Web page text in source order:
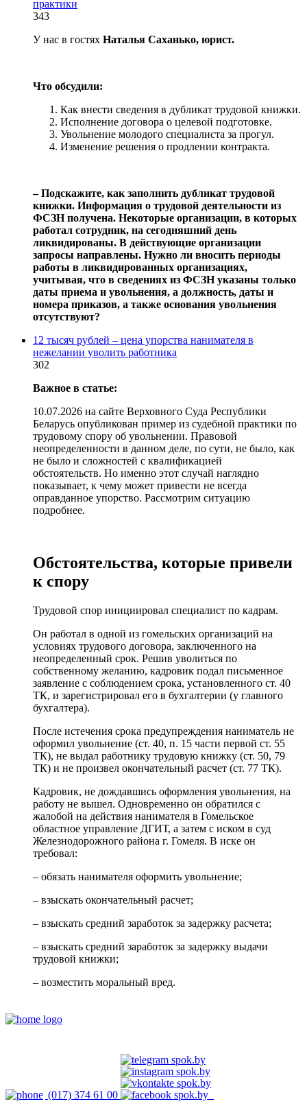
практики
343
У нас в гостях Наталья Саханько, юрист.
Что обсудили:
Как внести сведения в дубликат трудовой книжки.
Исполнение договора о целевой подготовке.
Увольнение молодого специалиста за прогул.
Изменение решения о продлении контракта.
‒ Подскажите, как заполнить дубликат трудовой
книжки. Информация о трудовой деятельности из
ФСЗН получена. Некоторые организации, в которых
работал сотрудник, на сегодняшний день
ликвидированы. В действующие организации
запросы направлены. Нужно ли вносить периоды
работы в ликвидированных организациях,
учитывая, что в сведениях из ФСЗН указаны только
даты приема и увольнения, а должность, даты и
номера приказов, а также основания увольнения
отсутствуют?
12 тысяч рублей – цена упорства нанимателя в
нежелании уволить работника
302
Важное в статье:
10.07.2026 на сайте Верховного Суда Республики
Беларусь опубликован пример из судебной практики по
трудовому спору об увольнении. Правовой
неопределенности в данном деле, по сути, не было, как
не было и сложностей с квалификацией
обстоятельств. Но именно этот случай наглядно
показывает, к чему может привести не всегда
оправданное упорство. Рассмотрим ситуацию
подробнее.
Обстоятельства, которые привели
к спору
Трудовой спор инициировал специалист по кадрам.
Он работал в одной из гомельских организаций на
условиях трудового договора, заключенного на
неопределенный срок. Решив уволиться по
собственному желанию, кадровик подал письменное
заявление с соблюдением срока, установленного ст. 40
ТК, и зарегистрировал его в бухгалтерии (у главного
бухгалтера).
После истечения срока предупреждения наниматель не
оформил увольнение (ст. 40, п. 15 части первой ст. 55
ТК), не выдал работнику трудовую книжку (ст. 50, 79
ТК) и не произвел окончательный расчет (ст. 77 ТК).
Кадровик, не дождавшись оформления увольнения, на
работу не вышел. Одновременно он обратился с
жалобой на действия нанимателя в Гомельское
областное управление ДГИТ, а затем с иском в суд
Железнодорожного района г. Гомеля. В иске он
требовал:
– обязать нанимателя оформить увольнение;
– взыскать окончательный расчет;
– взыскать средний заработок за задержку расчета;
– взыскать средний заработок за задержку выдачи
трудовой книжки;
– возместить моральный вред.
(017) 374 61 00